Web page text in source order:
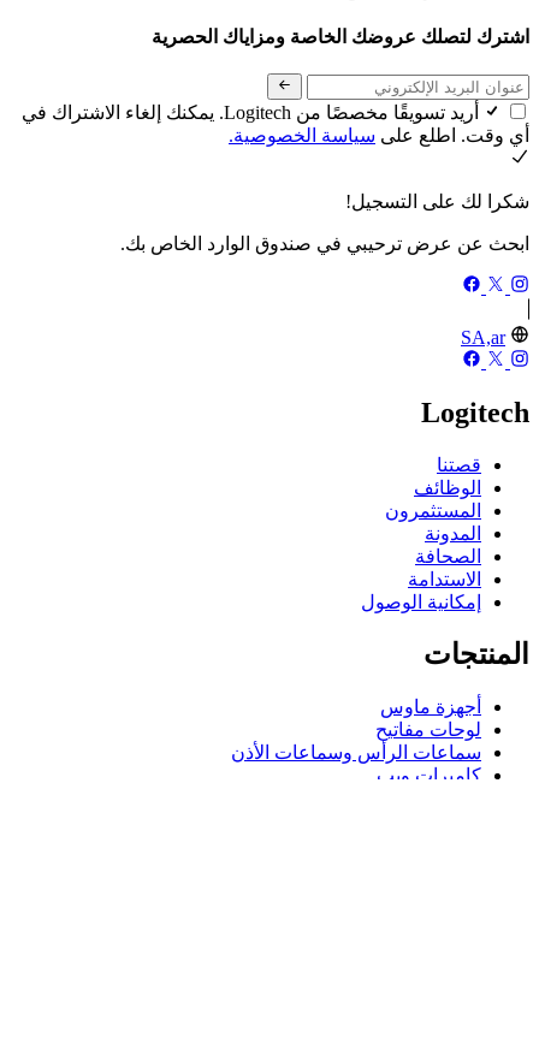
اشترك لتصلك عروضك الخاصة ومزاياك الحصرية
أريد تسويقًا مخصصًا من Logitech. يمكنك إلغاء الاشتراك في
أي وقت. اطلع على سياسة الخصوصية.
شكرا لك على التسجيل!
ابحث عن عرض ترحيبي في صندوق الوارد الخاص بك.
SA,ar
Logitech
قصتنا
الوظائف
المستثمرون
المدونة
الصحافة
الاستدامة
إمكانية الوصول
المنتجات
أجهزة ماوس
لوحات مفاتيح
سماعات الرأس وسماعات الأذن
كاميرات ويب